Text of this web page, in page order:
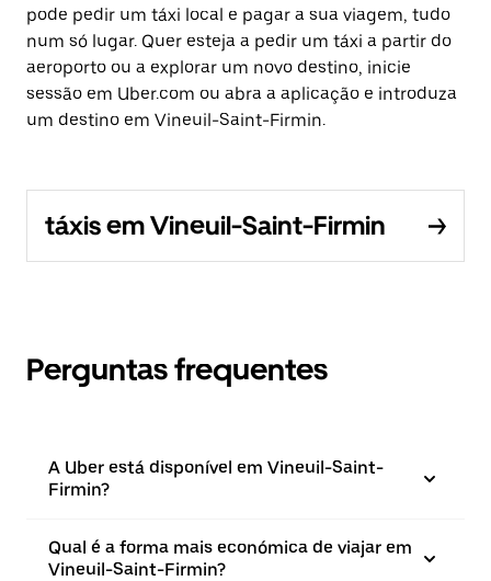
pode pedir um táxi local e pagar a sua viagem, tudo
num só lugar. Quer esteja a pedir um táxi a partir do
aeroporto ou a explorar um novo destino, inicie
sessão em Uber.com ou abra a aplicação e introduza
um destino em Vineuil-Saint-Firmin.
táxis em Vineuil-Saint-Firmin
Perguntas frequentes
A Uber está disponível em Vineuil-Saint-
Firmin?
Qual é a forma mais económica de viajar em
Vineuil-Saint-Firmin?